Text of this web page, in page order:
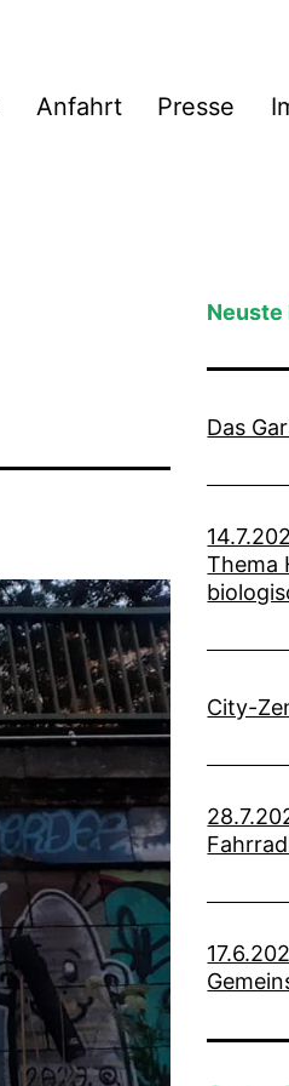
Anfahrt Presse
Neuste
Das
Thema
City-